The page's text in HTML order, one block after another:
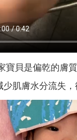
寶貝是偏乾的膚
肌膚水分流失